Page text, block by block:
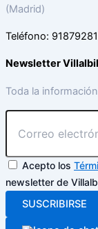
(Madrid)
Teléfono:
Newsletter
Toda la
Acepto los
newsletter de
SUSCRIBIRSE